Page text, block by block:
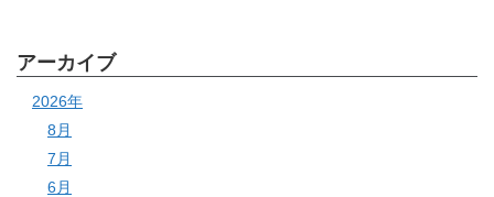
アーカイブ
2026年
8月
7月
6月